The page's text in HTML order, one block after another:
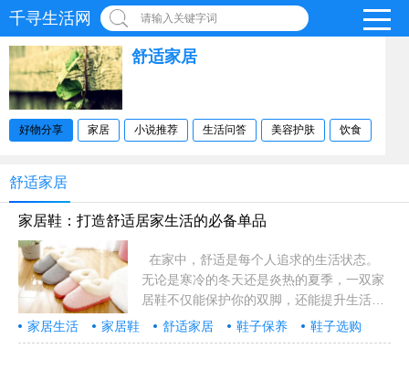
千寻生活网 请输入关键字词
舒适家居
好物分享 家居 小说推荐 生活问答 美容护肤 饮食
舒适家居
家居鞋：打造舒适居家生活的必备单品
无论是寒冷的冬天还是炎热的夏季，一双家
居鞋不仅能保护你的双脚，还能提升生活品
质。本文将带你了解家居鞋的种类、选购技
巧以及日常保养，帮助你找到最适合自己的
家居生活 家居鞋 舒适家居 鞋子保养 鞋子选购